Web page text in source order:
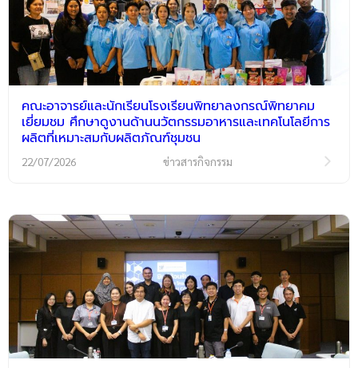
คณะอาจารย์และนักเรียนโรงเรียนพิทยาลงกรณ์พิทยาคม
เยี่ยมชม ศึกษาดูงานด้านนวัตกรรมอาหารและเทคโนโลยีการ
ผลิตที่เหมาะสมกับผลิตภัณฑ์ชุมชน
22/07/2026 ข่าวสารกิจกรรม